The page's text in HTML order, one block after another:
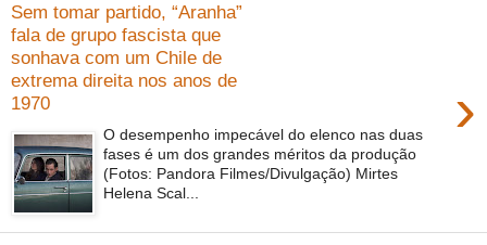
Sem tomar partido, “Aranha”
fala de grupo fascista que
sonhava com um Chile de
extrema direita nos anos de
1970
›
O desempenho impecável do elenco nas duas
fases é um dos grandes méritos da produção
(Fotos: Pandora Filmes/Divulgação) Mirtes
Helena Scal...